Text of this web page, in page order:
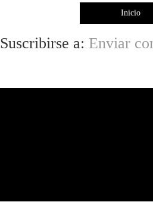
Inicio
Suscribirse a: Enviar